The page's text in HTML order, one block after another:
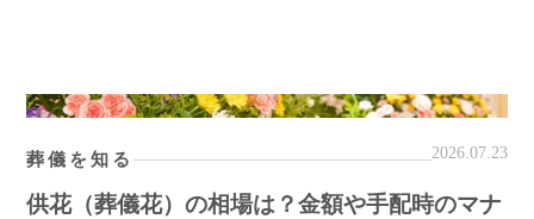
葬儀を知る 2026.07.23
供花（葬儀花）の相場は？金額や手配時のマナ